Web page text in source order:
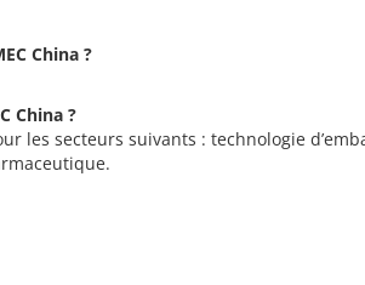
China ?
China ?
les secteurs suivants : technologie